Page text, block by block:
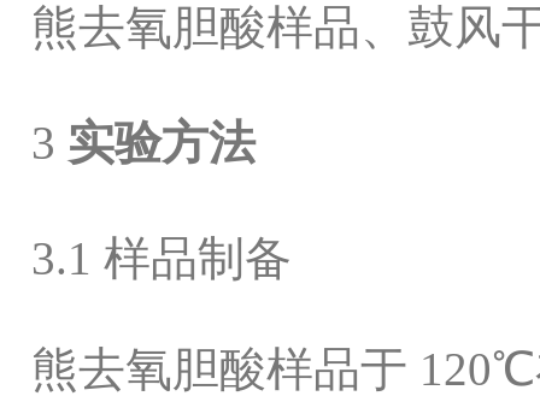
熊去氧胆酸样品、鼓风
3 实验方法
3.1 样品制备
熊去氧胆酸样品于 120℃